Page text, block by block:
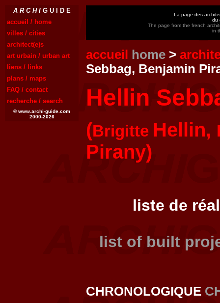
A R C H IG U I D E
accueil / home
villes / cities
architect(e)s
art urbain / urban art
liens / links
plans / maps
FAQ / contact
recherche / search
© www.archi-guide.com
2000-2026
La page des
du
The page from the french
in
accueil home >
Sebbag, Benjamin
Hellin
(Brigitte Hellin,
Pirany)
liste de
list of built
CHRONOLOGIQUE